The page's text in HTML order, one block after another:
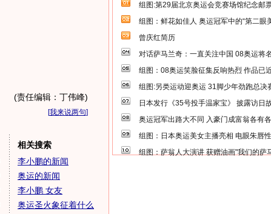
(责任编辑：丁伟峰)
[我来说两句]
相关搜索
李小鹏的新闻
奥运的新闻
李小鹏 女友
奥运圣火象征着什么
组图:第29届北京奥运会竞赛场馆纪念邮
组图：鲜花如佳人 奥运冠军中的“第二眼
曾庆红简历
对话萨马兰奇：一直关注中国 08奥运将
组图：08奥运笑脸征集反响热烈 作品已
组图:另类运动迎奥运 31脚少年劲跑总决
日本发行《35号投手温家宝》 披露访日
奥运冠军出路大不同 入豪门成富翁各有
组图：日本奥运美女主播亮相 电眼朱唇
组图：萨翁人大演讲 获赠油画"我们的萨